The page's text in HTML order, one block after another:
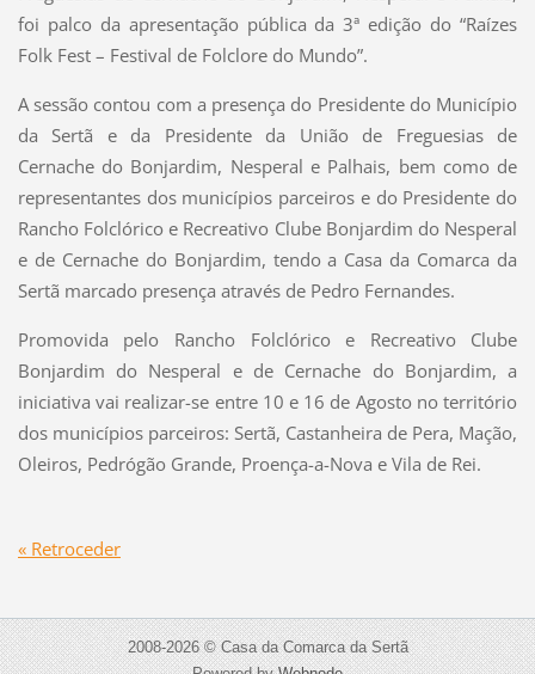
foi palco da apresentação pública da 3ª edição do “Raízes
Folk Fest – Festival de Folclore do Mundo”.
A sessão contou com a presença do Presidente do Município
da Sertã e da Presidente da União de Freguesias de
Cernache do Bonjardim, Nesperal e Palhais, bem como de
representantes dos municípios parceiros e do Presidente do
Rancho Folclórico e Recreativo Clube Bonjardim do Nesperal
e de Cernache do Bonjardim, tendo a Casa da Comarca da
Sertã marcado presença através de Pedro Fernandes.
Promovida pelo Rancho Folclórico e Recreativo Clube
Bonjardim do Nesperal e de Cernache do Bonjardim, a
iniciativa vai realizar-se entre 10 e 16 de Agosto no território
dos municípios parceiros: Sertã, Castanheira de Pera, Mação,
Oleiros, Pedrógão Grande, Proença-a-Nova e Vila de Rei.
« Retroceder
2008-2026 © Casa da Comarca da Sertã